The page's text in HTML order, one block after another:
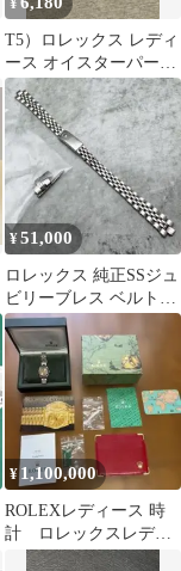
¥
T5）ロレックス レディ
ース オイスターパーペ
チュアルデイト インデ
ックス文字盤
¥51,000
ロレックス 純正SSジュ
ビリーブレス ベルト
13mm 飛び出し王冠
6251D
¥ 1,100,000
ROLEXレディース 時
計 ロレックスレディ
ース ロレックス時計